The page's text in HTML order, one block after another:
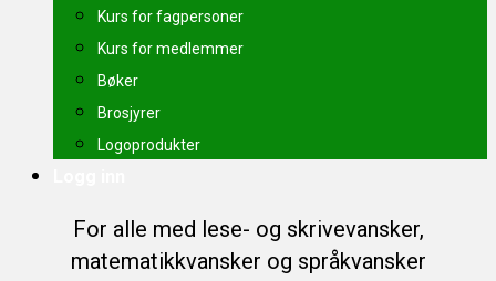
Kurs for fagpersoner
Kurs for medlemmer
Bøker
Brosjyrer
Logoprodukter
For alle med lese- og skrivevansker,
matematikkvansker og språkvansker